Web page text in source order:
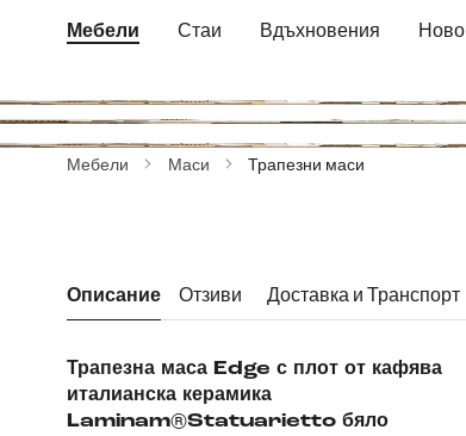
към основното съдържание
Преминете към търсенето
Преминете към основната навигация
Мебели Стаи Вдъхновения Ново
Мебели Маси Трапезни маси
Описание Отзиви Доставка и Транспорт
Трапезна маса Edge с плот от кафява
италианска керамика
Laminam®Statuarietto бяло